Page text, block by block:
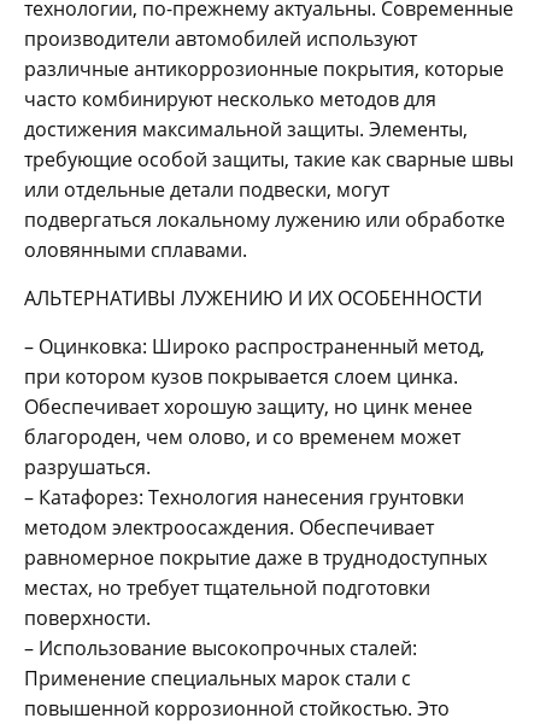
технологии, по-прежнему актуальны. Современные
производители автомобилей используют
различные антикоррозионные покрытия, которые
часто комбинируют несколько методов для
достижения максимальной защиты. Элементы,
требующие особой защиты, такие как сварные швы
или отдельные детали подвески, могут
подвергаться локальному лужению или обработке
оловянными сплавами.
АЛЬТЕРНАТИВЫ ЛУЖЕНИЮ И ИХ ОСОБЕННОСТИ
– Оцинковка: Широко распространенный метод,
при котором кузов покрывается слоем цинка.
Обеспечивает хорошую защиту, но цинк менее
благороден, чем олово, и со временем может
разрушаться.
– Катафорез: Технология нанесения грунтовки
методом электроосаждения. Обеспечивает
равномерное покрытие даже в труднодоступных
местах, но требует тщательной подготовки
поверхности.
– Использование высокопрочных сталей:
Применение специальных марок стали с
повышенной коррозионной стойкостью. Это